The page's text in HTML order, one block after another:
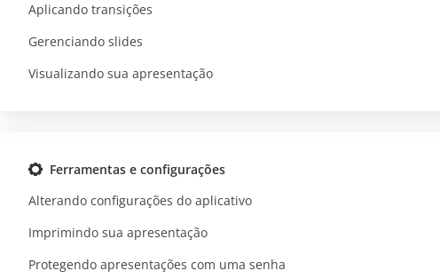
Aplicando transições
Gerenciando slides
Visualizando sua apresentação
Ferramentas e configurações
Alterando configurações do aplicativo
Imprimindo sua apresentação
Protegendo apresentações com uma senha